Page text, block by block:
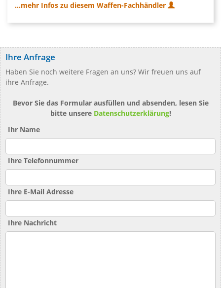
...mehr Infos zu diesem Waffen-Fachhändler
Ihre Anfrage
Haben Sie noch weitere Fragen an uns? Wir freuen uns auf
ihre Anfrage.
Bevor Sie das Formular ausfüllen und absenden, lesen Sie
bitte unsere Datenschutzerklärung!
Ihr Name
Ihre Telefonnummer
Ihre E-Mail Adresse
Ihre Nachricht